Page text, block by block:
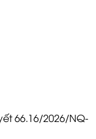
66.16/2026/NQ-